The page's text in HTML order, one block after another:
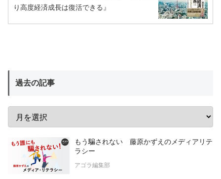
り高度経済成長は復活できる』
過去の記事
もう騙されない 藤原かずえのメディアリテ
ラシー
アゴラ編集部